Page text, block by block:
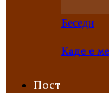
Беседи
Каде е
Пост